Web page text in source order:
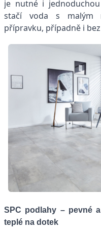
je nutné i
stačí voda s malým
přípravku, případně i
SPC podlahy – pevné
teplé na dotek